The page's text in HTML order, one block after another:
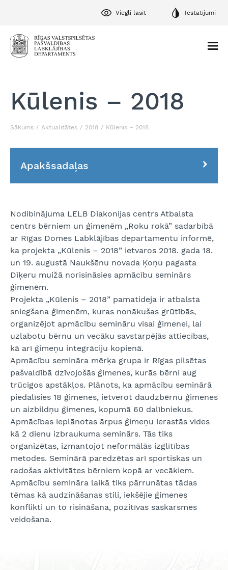
Viegli lasīt Iestatījumi
Kūlenis – 2018
Sākums Aktualitātes 2018 Kūlenis – 2018
Apakšsadaļas
Nodibinājuma LELB Diakonijas centrs Atbalsta
centrs bērniem un ģimenēm „Roku rokā” sadarbībā
ar Rīgas Domes Labklājības departamentu informē,
ka projekta „Kūlenis – 2018” ietvaros 2018. gada 18.
un 19. augustā Naukšēnu novada Ķoņu pagasta
Dīķeru muižā norisināsies apmācību seminārs
ģimenēm.
Projekta „Kūlenis – 2018” pamatideja ir atbalsta
sniegšana ģimenēm, kuras nonākušas grūtībās,
organizējot apmācību semināru visai ģimenei, lai
uzlabotu bērnu un vecāku savstarpējās attiecības,
kā arī ģimeņu integrāciju kopienā.
Apmācību semināra mērķa grupa ir Rīgas pilsētas
pašvaldībā dzīvojošās ģimenes, kurās bērni aug
trūcīgos apstākļos. Plānots, ka apmācību seminārā
piedalīsies 18 ģimenes, ietverot daudzbērnu ģimenes
un aizbildņu ģimenes, kopumā 60 dalībniekus.
Apmācības ieplānotas ārpus ģimeņu ierastās vides
kā 2 dienu izbraukuma seminārs. Tās tiks
organizētas, izmantojot neformālās izglītības
metodes. Seminārā paredzētas arī sportiskas un
radošas aktivitātes bērniem kopā ar vecākiem.
Apmācību semināra laikā tiks pārrunātas tādas
tēmas kā audzināšanas stili, iekšējie ģimenes
konflikti un to risināšana, pozitīvas saskarsmes
veidošana.